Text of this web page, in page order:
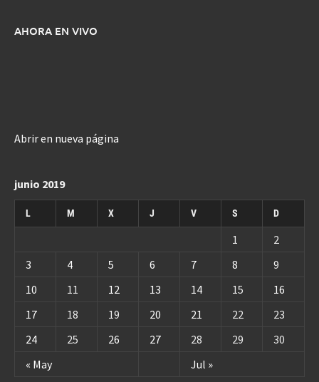
AHORA EN VIVO
Abrir en nueva página
junio 2019
L M X J V S D
« May Jul »
1
2
3
4 5 6 7 8
9
10
11 12 13 14 15
16
17
18 19 20 21 22
23
24
25 26 27 28 29 30